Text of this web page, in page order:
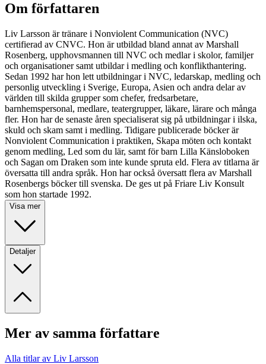
Om författaren
Liv Larsson är tränare i Nonviolent Communication (NVC)
certifierad av CNVC. Hon är utbildad bland annat av Marshall
Rosenberg, upphovsmannen till NVC och medlar i skolor, familjer
och organisationer samt utbildar i medling och konflikthantering.
Sedan 1992 har hon lett utbildningar i NVC, ledarskap, medling och
personlig utveckling i Sverige, Europa, Asien och andra delar av
världen till skilda grupper som chefer, fredsarbetare,
barnhemspersonal, medlare, teatergrupper, läkare, lärare och många
fler. Hon har de senaste åren specialiserat sig på utbildningar i ilska,
skuld och skam samt i medling. Tidigare publicerade böcker är
Nonviolent Communication i praktiken, Skapa möten och kontakt
genom medling, Led som du lär, samt för barn Lilla Känsloboken
och Sagan om Draken som inte kunde spruta eld. Flera av titlarna är
översatta till andra språk. Hon har också översatt flera av Marshall
Rosenbergs böcker till svenska. De ges ut på Friare Liv Konsult
som hon startade 1992.
Visa mer
Detaljer
Mer av samma författare
Alla titlar av Liv Larsson